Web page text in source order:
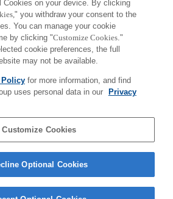
Computer Science Laboratories, Inc.,
Cookies on your device. By clicking
" you withdraw your consent to the
You can manage your cookie
by clicking "Customize Cookies."
cookie preferences, the full
may not be available.
Policyfor more information, and find
uses personal data in our
Privacy
Customize Cookies
Optional Cookies